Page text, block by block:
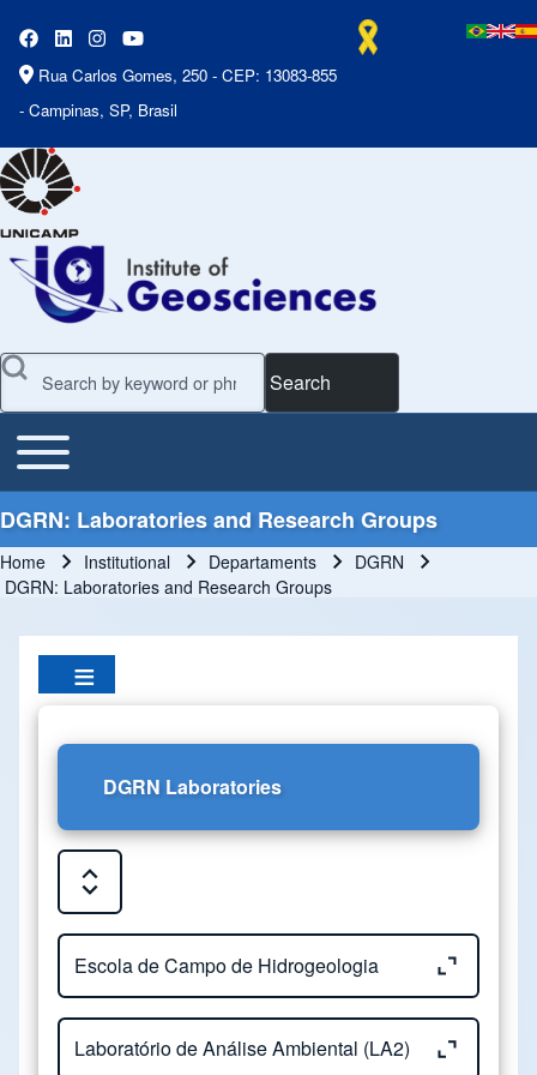
Rua Carlos Gomes, 250 - CEP: 13083-855
- Campinas, SP, Brasil
Search
Main Menu
Toggle main menu
DGRN: Laboratories and Research Groups
Breadcrumb
Home Institutional Departaments
DGRN
DGRN: Laboratories and Research Groups
DGRN Laboratories
Expand or Collapse all sections
Escola de Campo de Hidrogeologia
Close or Open tab vvja-pane-98192208-1-pane
Escola de Campo de Hidrogeologia
Laboratório de Análise Ambiental (LA2)
Close or Open tab vvja-pane-98192208-2-pane